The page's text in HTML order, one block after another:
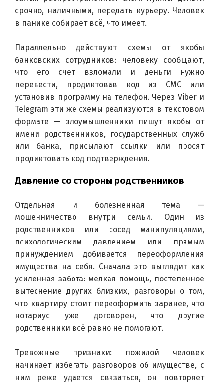
срочно, наличными, передать курьеру. Человек
в панике собирает всё, что имеет.
Параллельно действуют схемы от якобы
банковских сотрудников: человеку сообщают,
что его счет взломали и деньги нужно
перевести, продиктовав код из СМС или
установив программу на телефон. Через Viber и
Telegram эти же схемы реализуются в текстовом
формате — злоумышленники пишут якобы от
имени родственников, государственных служб
или банка, присылают ссылки или просят
продиктовать код подтверждения.
Давление со стороны родственников
Отдельная и болезненная тема —
мошенничество внутри семьи. Один из
родственников или сосед манипуляциями,
психологическим давлением или прямым
принуждением добивается переоформления
имущества на себя. Сначала это выглядит как
усиленная забота: мелкая помощь, постепенное
вытеснение других близких, разговоры о том,
что квартиру стоит переоформить заранее, что
нотариус уже договорен, что другие
родственники всё равно не помогают.
Тревожные признаки: пожилой человек
начинает избегать разговоров об имуществе, с
ним реже удается связаться, он повторяет